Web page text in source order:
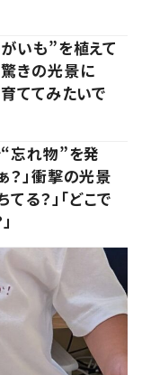
いも”を植えて
きの光景に
育ててみたいで
“忘れ物”を発
？」衝撃の光景
てる？」「どこで